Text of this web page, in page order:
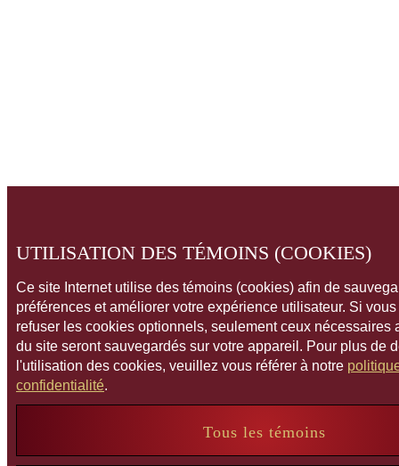
UTILISATION DES TÉMOINS (COOKIES)
Ce site Internet utilise des témoins (cookies) afin de
préférences et améliorer votre expérience utilisateur. Si
refuser les cookies optionnels, seulement ceux nécessaires
du site seront sauvegardés sur votre appareil. Pour plus de
l'utilisation des cookies, veuillez vous référer à notre
confidentialité.
Tous les témoins